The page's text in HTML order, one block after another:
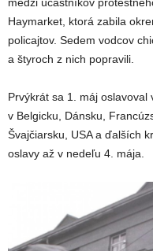
Haymarket, ktorá zabila
policajtov. Sedem vodcov
a štyroch z nich popravili.
Prvýkrát sa 1. máj
v Belgicku, Dánsku,
Švajčiarsku, USA a ďalších
oslavy až v nedeľu 4. mája.